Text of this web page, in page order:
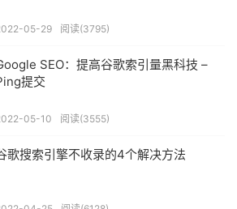
05-29 阅读(3795)
SEO：提高谷歌索引量黑科技 –
提交
05-10 阅读(3555)
歌搜索引擎不收录的4个解决方法